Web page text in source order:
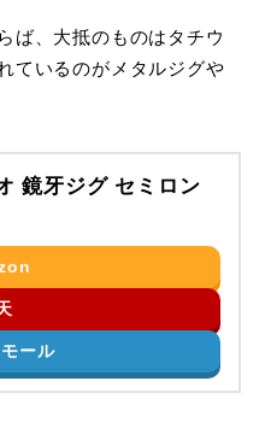
ば、大抵のものはタチウ
ているのがメタルジグや
鏡牙ジグ セミロン
ール